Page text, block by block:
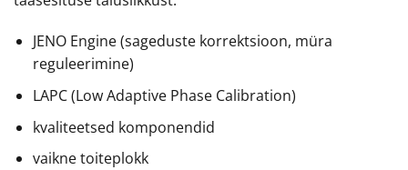
JENO Engine (sageduste korrektsioon, müra
reguleerimine)
LAPC (Low Adaptive Phase Calibration)
kvaliteetsed komponendid
vaikne toiteplokk